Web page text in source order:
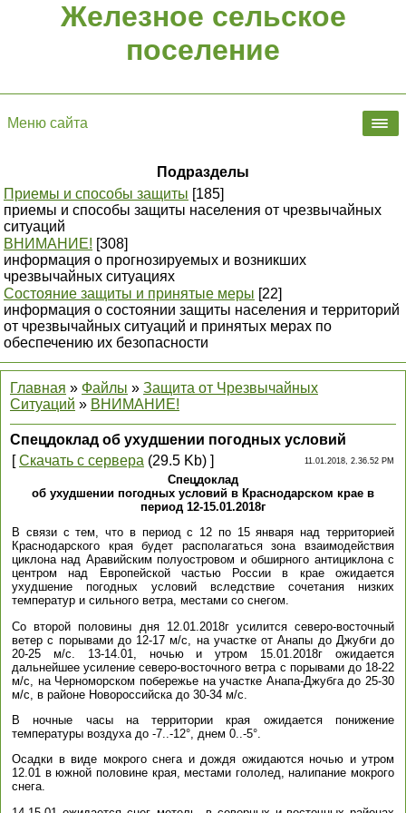
Железное сельское
поселение
Меню сайта
Подразделы
Приемы и способы защиты [185]
приемы и способы защиты населения от чрезвычайных
ситуаций
ВНИМАНИЕ! [308]
информация о прогнозируемых и возникших
чрезвычайных ситуациях
Состояние защиты и принятые меры [22]
информация о состоянии защиты населения и территорий
от чрезвычайных ситуаций и принятых мерах по
обеспечению их безопасности
Главная » Файлы » Защита от Чрезвычайных
Ситуаций » ВНИМАНИЕ!
Спецдоклад об ухудшении погодных условий
[Скачать с сервера (29.5 Kb) ] 11.01.2018, 2.36.52 PM
Спецдоклад
об ухудшении погодных условий в Краснодарском крае в
период 12-15.01.2018г
В связи с тем, что в период с 12 по 15 января над территорией
Краснодарского края будет располагаться зона взаимодействия
циклона над Аравийским полуостровом и обширного антициклона с
центром над Европейской частью России в крае ожидается
ухудшение погодных условий вследствие сочетания низких
температур и сильного ветра, местами со снегом.
Со второй половины дня 12.01.2018г усилится северо-восточный
ветер с порывами до 12-17 м/с, на участке от Анапы до Джубги до
20-25 м/с. 13-14.01, ночью и утром 15.01.2018г ожидается
дальнейшее усиление северо-восточного ветра с порывами до 18-22
м/с, на Черноморском побережье на участке Анапа-Джубга до 25-30
м/с, в районе Новороссийска до 30-34 м/с.
В ночные часы на территории края ожидается понижение
температуры воздуха до -7..-12°, днем 0..-5°.
Осадки в виде мокрого снега и дождя ожидаются ночью и утром
12.01 в южной половине края, местами гололед, налипание мокрого
снега.